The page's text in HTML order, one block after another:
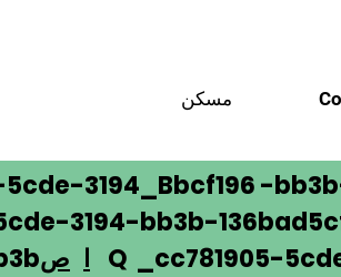
مسكن
3194_Bbcf196 -
3194-bb3b-
ا ص
Q _cc781905-